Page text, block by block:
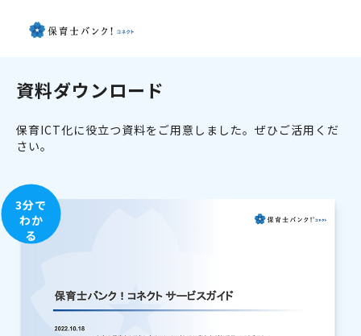
資料ダウンロード
保育ICT化に役立つ資料をご用意しました。ぜひご活用くだ
さい。
3分で
わか
る